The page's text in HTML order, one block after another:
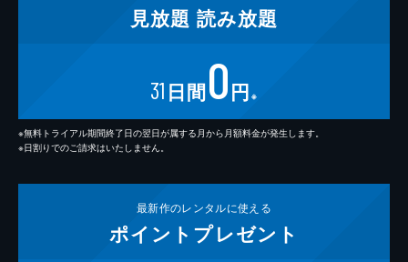
見放題 読み放題
31 日間0円 ※
※無料トライアル期間終了日の翌日が属する月から月額料金が発生します。
※日割りでのご請求はいたしません。
最新作のレンタルに使える
ポイント プレゼント